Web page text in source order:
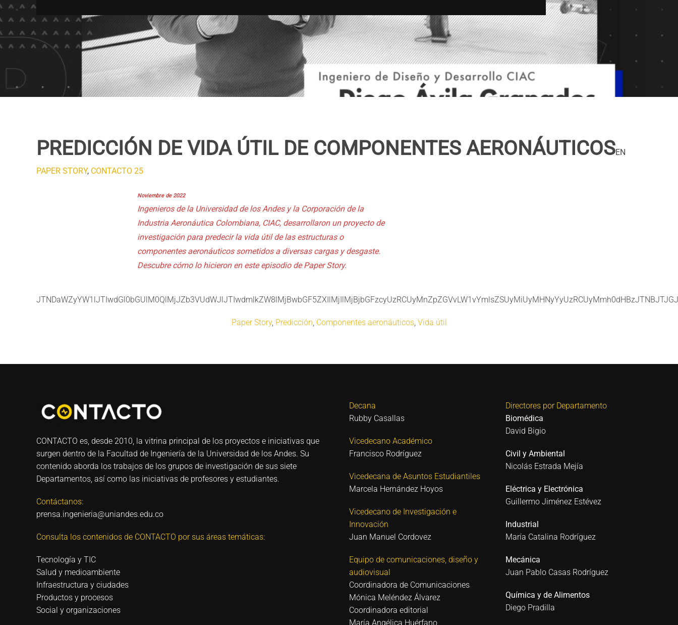
PREDICCIÓN DE VIDA ÚTIL DE COMPONENTES AERONÁUTICOSEN
PAPER STORY, CONTACTO 25
Noviembre de 2022
Ingenieros de la Universidad de los Andes y la Corporación de la
Industria Aeronáutica Colombiana, CIAC, desarrollaron un proyecto de
investigación para predecir la vida útil de las estructuras o
componentes aeronáuticos sometidos a diversas cargas y desgaste.
Descubre cómo lo hicieron en este episodio de Paper Story.
Paper Story, Predicción, Componentes aeronáuticos, Vida útil
CONTACTO es, desde 2010, la vitrina principal de los proyectos e iniciativas que
surgen dentro de la Facultad de Ingeniería de la Universidad de los Andes. Su
contenido aborda los trabajos de los grupos de investigación de sus siete
Departamentos, así como las iniciativas de profesores y estudiantes.
Contáctanos:
prensa.ingenieria@uniandes.edu.co
Consulta los contenidos de CONTACTO por sus áreas temáticas:
Tecnología y TIC
Salud y medioambiente
Infraestructura y ciudades
Productos y procesos
Social y organizaciones
Decana
Rubby Casallas
Vicedecano Académico
Francisco Rodríguez
Vicedecana de Asuntos Estudiantiles
Marcela Hernández Hoyos
Vicedecano de Investigación e
Innovación
Juan Manuel Cordovez
Equipo de comunicaciones, diseño y
audiovisual
Coordinadora de Comunicaciones
Mónica Meléndez Álvarez
Coordinadora editorial
María Angélica Huérfano
Directores por Departamento
Biomédica
David Bigio
Civil y Ambiental
Nicolás Estrada Mejía
Eléctrica y Electrónica
Guillermo Jiménez Estévez
Industrial
María Catalina Rodríguez
Mecánica
Juan Pablo Casas Rodríguez
Química y de Alimentos
Diego Pradilla